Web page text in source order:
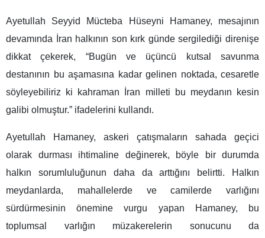
Ayetullah Seyyid Mücteba Hüseyni Hamaney, mesajının
devamında İran halkının son kırk günde sergilediği direnişe
dikkat çekerek, “Bugün ve üçüncü kutsal savunma
destanının bu aşamasına kadar gelinen noktada, cesaretle
söyleyebiliriz ki kahraman İran milleti bu meydanın kesin
galibi olmuştur.” ifadelerini kullandı.
Ayetullah Hamaney, askeri çatışmaların sahada geçici
olarak durması ihtimaline değinerek, böyle bir durumda
halkın sorumluluğunun daha da arttığını belirtti. Halkın
meydanlarda, mahallelerde ve camilerde varlığını
sürdürmesinin önemine vurgu yapan Hamaney, bu
toplumsal varlığın müzakerelerin sonucunu da